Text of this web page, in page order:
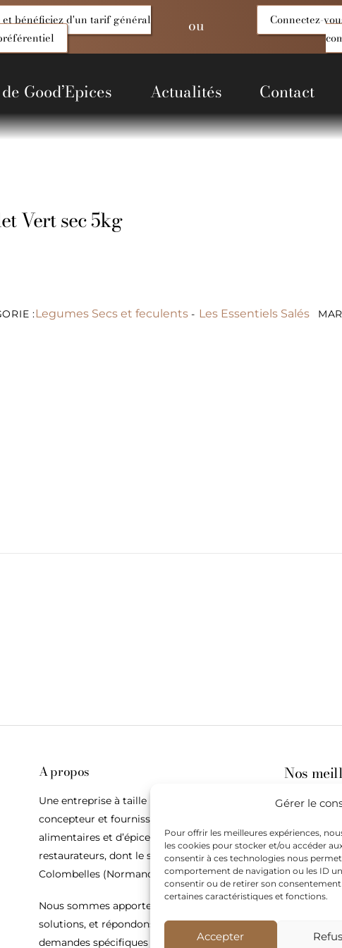
Gérer le
Pour offrir les meilleures expériences,
les cookies pour stocker et/ou accéder
consentir à ces technologies nous
comportement de navigation ou les ID
consentir ou de retirer son
certaines caractéristiques et fonctions.
Accepter
et bénéficiez d'un tarif général
ou
Connectez-
Good’Epices Actualités Contact
Vert sec 5kg
:Legumes Secs et feculents- Les Essentiels Salés
A propos
Une entreprise à taille humaine,
concepteur et fournisseur de produits
alimentaires et d’épices pour les
restaurateurs, dont le siège social est à
Colombelles (Normandie).
Nous sommes apporteurs d’idées, de
solutions, et répondons présents pour les
demandes spécifiques des restaurateurs.
Nos